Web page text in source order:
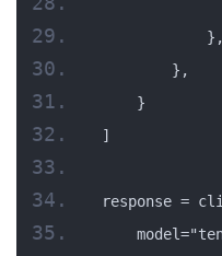
            },
        },
    }
]
response =